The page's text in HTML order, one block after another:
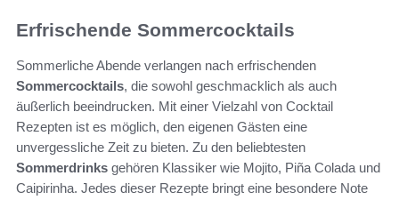
Erfrischende Sommercocktails
Sommerliche Abende verlangen nach erfrischenden
Sommercocktails, die sowohl geschmacklich als auch
äußerlich beeindrucken. Mit einer Vielzahl von Cocktail
Rezepten ist es möglich, den eigenen Gästen eine
unvergessliche Zeit zu bieten. Zu den beliebtesten
Sommerdrinks gehören Klassiker wie Mojito, Piña Colada und
Caipirinha. Jedes dieser Rezepte bringt eine besondere Note